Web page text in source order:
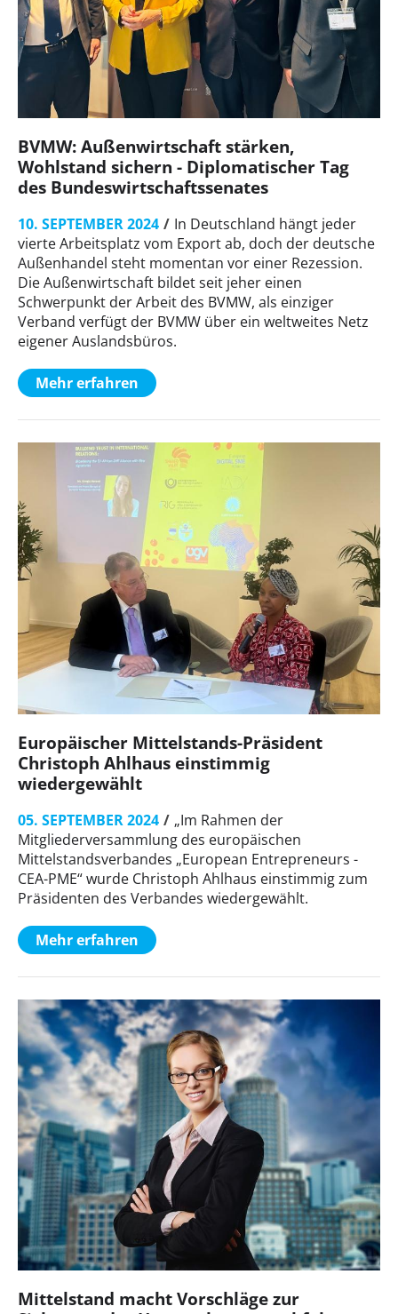
BVMW: Außenwirtschaft stärken,
Wohlstand sichern - Diplomatischer Tag
des Bundeswirtschaftssenates
10. SEPTEMBER 2024
In Deutschland hängt jeder
vierte Arbeitsplatz vom Export ab, doch der deutsche
Außenhandel steht momentan vor einer Rezession.
Die Außenwirtschaft bildet seit jeher einen
Schwerpunkt der Arbeit des BVMW, als einziger
Verband verfügt der BVMW über ein weltweites Netz
eigener Auslandsbüros.
Mehr erfahren
Europäischer Mittelstands-Präsident
Christoph Ahlhaus einstimmig
wiedergewählt
05. SEPTEMBER 2024
„Im Rahmen der
Mitgliederversammlung des europäischen
Mittelstandsverbandes „European Entrepreneurs -
CEA-PME“ wurde Christoph Ahlhaus einstimmig zum
Präsidenten des Verbandes wiedergewählt.
Mehr erfahren
Mittelstand macht Vorschläge zur